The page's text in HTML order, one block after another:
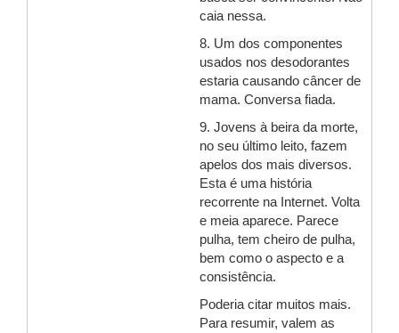
caia nessa.
8. Um dos componentes
usados nos desodorantes
estaria causando câncer de
mama. Conversa fiada.
9. Jovens à beira da morte,
no seu último leito, fazem
apelos dos mais diversos.
Esta é uma história
recorrente na Internet. Volta
e meia aparece. Parece
pulha, tem cheiro de pulha,
bem como o aspecto e a
consistência.
Poderia citar muitos mais.
Para resumir, valem as